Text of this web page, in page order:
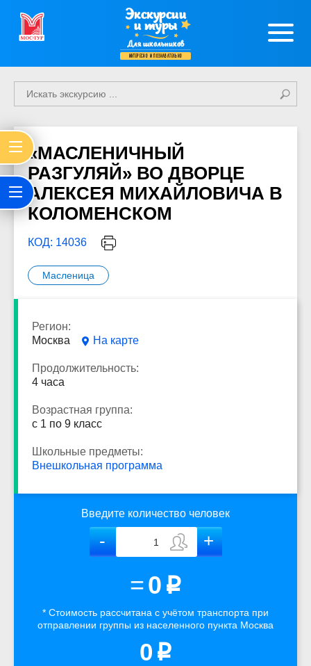
Экскурсии
и туры
Для школьников
интересно и познавательно
«МАСЛЕНИЧНЫЙ
РАЗГУЛЯЙ» ВО ДВОРЦЕ
АЛЕКСЕЯ МИХАЙЛОВИЧА В
КОЛОМЕНСКОМ
КОД: 14036
Масленица
Регион:
Москва
На карте
Продолжительность:
4 часа
Возрастная группа:
с 1 по 9 класс
Школьные предметы:
Внешкольная программа
Введите количество человек
=0 p
* Стоимость рассчитана с учётом транспорта при
отправлении группы из населенного пункта Москва
0 p